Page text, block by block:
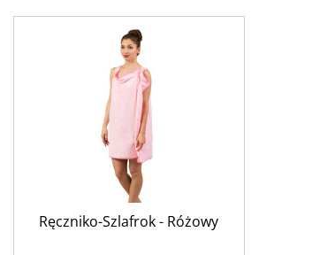
Ręczniko-Szlafrok - Różowy